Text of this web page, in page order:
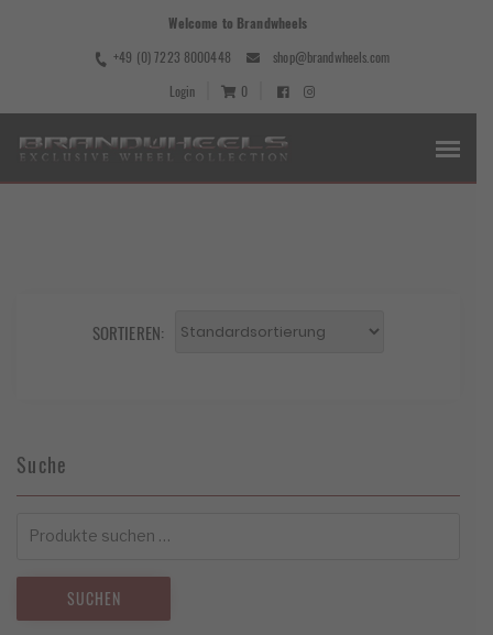
Welcome to Brandwheels
+49 (0) 7223 8000448
shop@brandwheels.com
Login
0
SORTIEREN:
Suche
nach:
SUCHEN